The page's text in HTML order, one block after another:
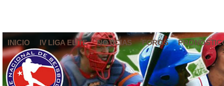
INICIO IV LIGA ELITE NOTICIAS FOROS